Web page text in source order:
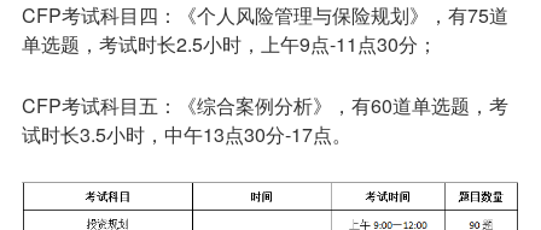
CFP考试科目四：《个人风险管理与保险规划》，有75道
单选题，考试时长2.5小时，上午9点-11点30分；
CFP考试科目五：《综合案例分析》，有60道单选题，考
试时长3.5小时，中午13点30分-17点。